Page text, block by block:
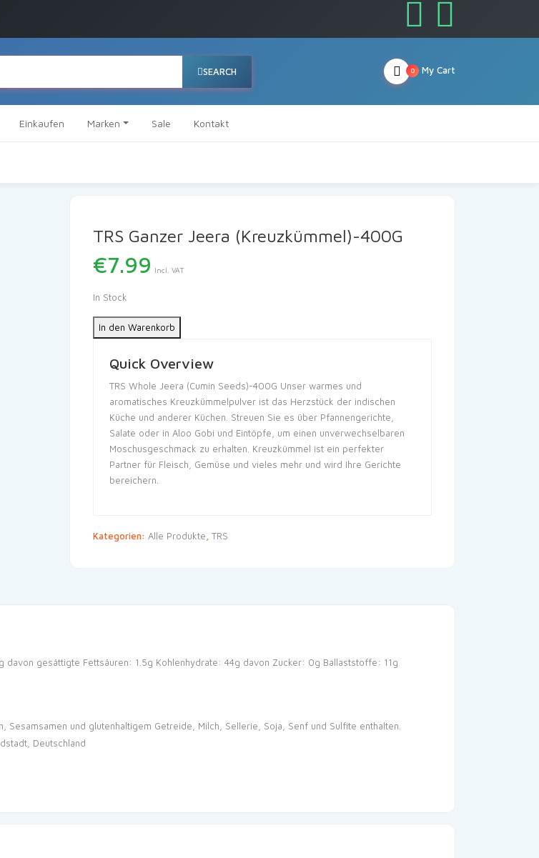
SEARCH My Cart
0
Einkaufen Marken Sale Kontakt
TRS Ganzer Jeera (Kreuzkümmel)-400G
€7.99 Incl. VAT
In Stock
In den Warenkorb
Quick Overview
TRS Whole Jeera (Cumin Seeds)-400G Unser warmes und
aromatisches Kreuzkümmelpulver ist das Herzstück der indischen
Küche und anderer Küchen. Streuen Sie es über Pfannengerichte,
Salate oder in Aloo Gobi und Eintöpfe, um einen unverwechselbaren
Moschusgeschmack zu erhalten. Kreuzkümmel ist ein perfekter
Partner für Fleisch, Gemüse und vieles mehr und wird Ihre Gerichte
bereichern.
Kategorien: Alle Produkte TRS
davon gesättigte Fettsäuren: 1.5g Kohlenhydrate: 44g davon Zucker: 0g Ballaststoffe: 11g
und glutenhaltigem Getreide, Milch, Sellerie, Soja, Senf und Sulfite enthalten.
Deutschland